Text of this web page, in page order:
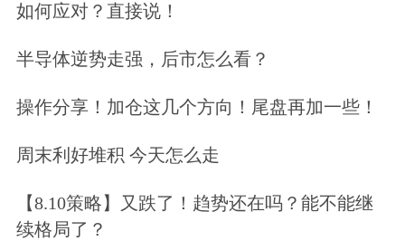
如何应对？直接说！
半导体逆势走强，后市怎么看？
操作分享！加仓这几个方向！尾盘再加一些！
周末利好堆积 今天怎么走
【8.10策略】又跌了！趋势还在吗？能不能继
续格局了？